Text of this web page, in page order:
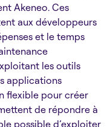
Akeneo. Ces
aux développeurs
et le temps
les outils
applications
flexible pour créer
de répondre à
possible d’exploiter